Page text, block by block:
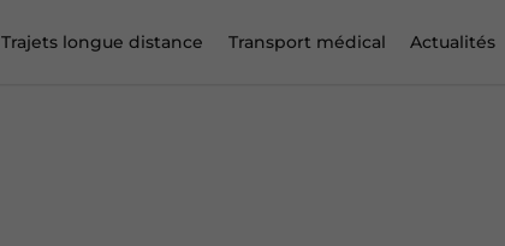
Trajets longue distance Transport médical Actualités